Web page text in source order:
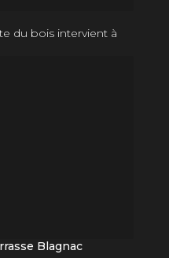
du bois intervient à
Blagnac